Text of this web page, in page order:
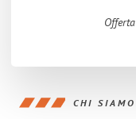
Offerta
CHI SIAMO